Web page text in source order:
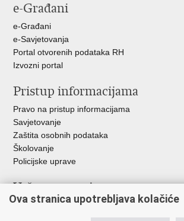
FacebookuTwitteru
e-Građani
e-Građani
e-Savjetovanja
Portal otvorenih podataka RH
Izvozni portal
Pristup informacijama
Pravo na pristup informacijama
Savjetovanje
Zaštita osobnih podataka
Školovanje
Policijske uprave
Važne poveznice
Ministarstvo unutarnjih poslova
Ova stranica upotrebljava kolačiće